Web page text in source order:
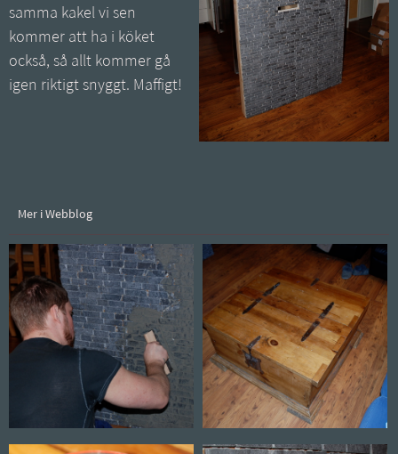
samma kakel vi sen
kommer att ha i köket
också, så allt kommer gå
igen riktigt snyggt. Maffigt!
Mer i Webblog